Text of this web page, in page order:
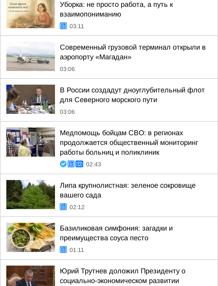
Уборка: не просто работа, а путь к
взаимопониманию
03:11
Современный грузовой терминал открыли в
аэропорту «Магадан»
03:06
В России создадут дноуглубительный флот
для Северного морского пути
03:06
Медпомощь бойцам СВО: в регионах
продолжается общественный мониторинг
работы больниц и поликлиник
02:43
Липа крупнолистная: зеленое сокровище
вашего сада
02:12
Базиликовая симфония: загадки и
преимущества соуса песто
01:11
Юрий Трутнев доложил Президенту о
социально-экономическом развитии